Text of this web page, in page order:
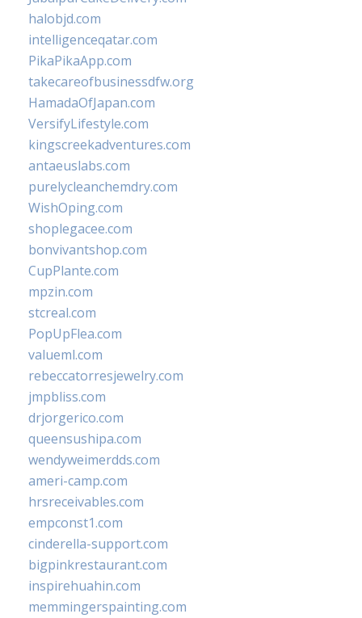
halobjd.com
intelligenceqatar.com
PikaPikaApp.com
takecareofbusinessdfw.org
HamadaOfJapan.com
VersifyLifestyle.com
kingscreekadventures.com
antaeuslabs.com
purelycleanchemdry.com
WishOping.com
shoplegacee.com
bonvivantshop.com
CupPlante.com
mpzin.com
stcreal.com
PopUpFlea.com
valueml.com
rebeccatorresjewelry.com
jmpbliss.com
drjorgerico.com
queensushipa.com
wendyweimerdds.com
ameri-camp.com
hrsreceivables.com
empconst1.com
cinderella-support.com
bigpinkrestaurant.com
inspirehuahin.com
memmingerspainting.com